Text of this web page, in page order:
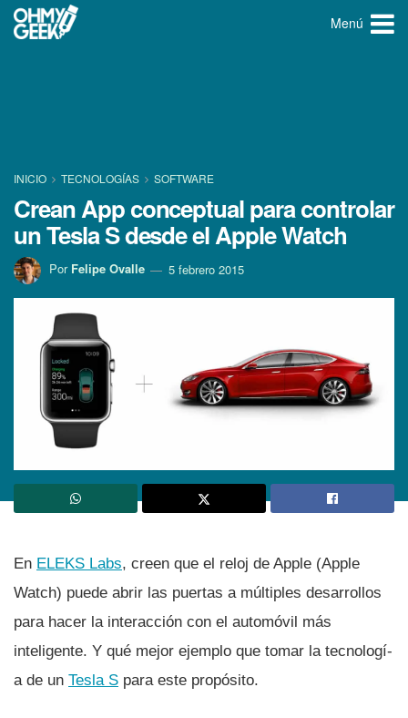
Menú
INICIO TECNOLOGÍ­AS SOFTWARE
Crean App conceptual para controlar
un Tesla S desde el Apple Watch
Por Felipe Ovalle 5 febrero 2015
En ELEKS Labs, creen que el reloj de Apple (Apple
Watch) puede abrir las puertas a múltiples desarrollos
para hacer la interacción con el automóvil más
inteligente. Y qué mejor ejemplo que tomar la tecnologí­
a de un Tesla S para este propósito.